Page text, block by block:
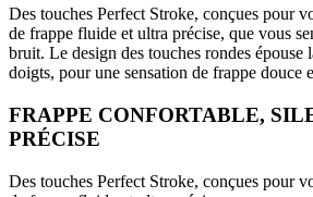
Des touches Perfect Stroke, conçues pour
de frappe fluide et ultra précise, que vous
bruit. Le design des touches rondes épouse
doigts, pour une sensation de frappe douce
FRAPPE CONFORTABLE,
PRÉCISE
Des touches Perfect Stroke, conçues pour